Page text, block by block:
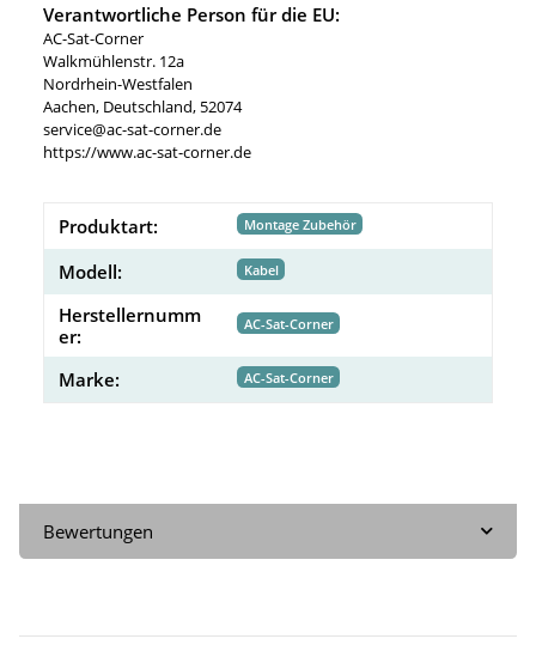
Verantwortliche Person für die EU:
AC-Sat-Corner
Walkmühlenstr. 12a
Nordrhein-Westfalen
Aachen, Deutschland, 52074
service@ac-sat-corner.de
https://www.ac-sat-corner.de
Produktart: Montage Zubehör
Modell: Kabel
Herstellernumm
er:
AC-Sat-Corner
Marke: AC-Sat-Corner
Bewertungen